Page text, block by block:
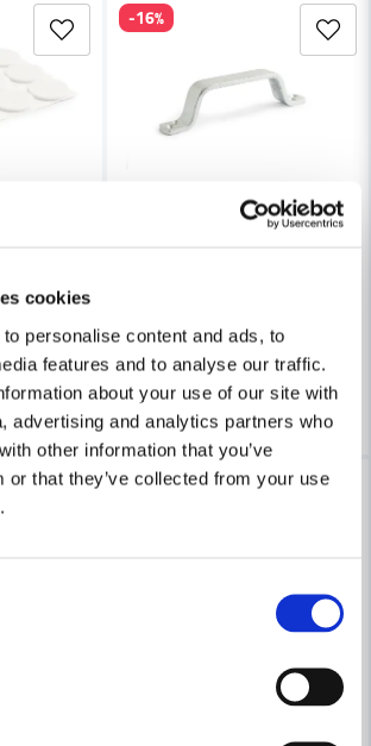
cookies
personalise content and ads, to
features and to analyse our traffic.
about your use of our site with
advertising and analytics partners who
other information that you’ve
or that they’ve collected from your use
28mm SB
ca
Habo Draghandtag 4350
Leveranstid ifrån leverantör ca
7-10 arbetsdagar
Köp
-16%
-15%